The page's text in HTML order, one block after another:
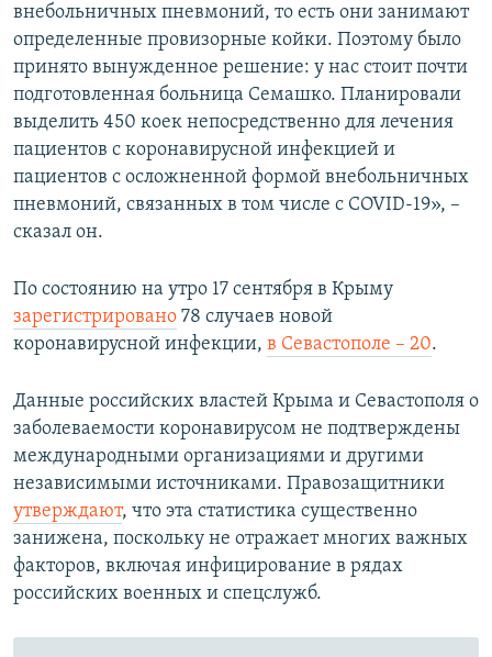
внебольничных пневмоний, то есть они занимают
определенные провизорные койки. Поэтому было
принято вынужденное решение: у нас стоит почти
подготовленная больница Семашко. Планировали
выделить 450 коек непосредственно для лечения
пациентов с коронавирусной инфекцией и
пациентов с осложненной формой внебольничных
пневмоний, связанных в том числе с COVID-19», –
сказал он.
По состоянию на утро 17 сентября в Крыму
зарегистрировано 78 случаев новой
коронавирусной инфекции, в Севастополе – 20.
Данные российских властей Крыма и Севастополя о
заболеваемости коронавирусом не подтверждены
международными организациями и другими
независимыми источниками. Правозащитники
утверждают, что эта статистика существенно
занижена, поскольку не отражает многих важных
факторов, включая инфицирование в рядах
российских военных и спецслужб.